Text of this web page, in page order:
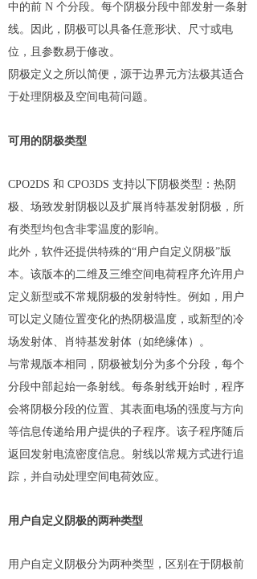
中的前 N 个分段。每个阴极分段中部发射一条射
线。因此，阴极可以具备任意形状、尺寸或电
位，且参数易于修改。
阴极定义之所以简便，源于边界元方法极其适合
于处理阴极及空间电荷问题。
可用的阴极类型
CPO2DS 和 CPO3DS 支持以下阴极类型：热阴
极、场致发射阴极以及扩展肖特基发射阴极，所
有类型均包含非零温度的影响。
此外，软件还提供特殊的“用户自定义阴极”版
本。该版本的二维及三维空间电荷程序允许用户
定义新型或不常规阴极的发射特性。例如，用户
可以定义随位置变化的热阴极温度，或新型的冷
场发射体、肖特基发射体（如绝缘体）。
与常规版本相同，阴极被划分为多个分段，每个
分段中部起始一条射线。每条射线开始时，程序
会将阴极分段的位置、其表面电场的强度与方向
等信息传递给用户提供的子程序。该子程序随后
返回发射电流密度信息。射线以常规方式进行追
踪，并自动处理空间电荷效应。
用户自定义阴极的两种类型
用户自定义阴极分为两种类型，区别在于阴极前